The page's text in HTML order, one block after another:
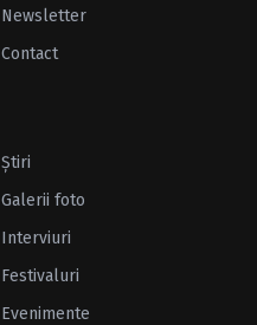
Newsletter
Contact
Ştiri
Galerii foto
Interviuri
Festivaluri
Evenimente